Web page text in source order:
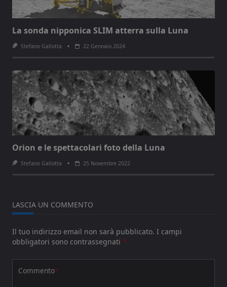
La sonda nipponica SLIM atterra sulla Luna
Stefano Gallotta 22 Gennaio 2024
Orion e le spettacolari foto della Luna
Stefano Gallotta 25 Novembre 2022
LASCIA UN COMMENTO
Il tuo indirizzo email non sarà pubblicato. I campi
obbligatori sono contrassegnati *
Commento*